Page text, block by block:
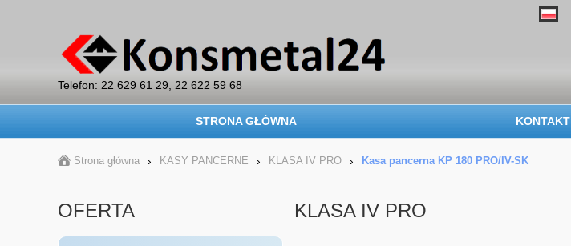
Telefon: 22 629 61 29, 22 622 59 68
STRONA GŁÓWNA KONTAKT
Strona główna › KASY PANCERNE › KLASA IV PRO › Kasa pancerna KP 180 PRO/IV-SK
OFERTA KLASA IV PRO